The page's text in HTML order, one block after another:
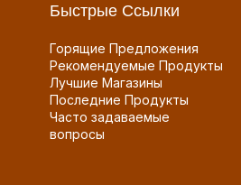
Быстрые Ссылки
Горящие Предложения
Рекомендуемые Продукты
Лучшие Магазины
Последние Продукты
Часто задаваемые
вопросы